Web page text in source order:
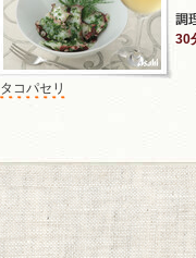
30
タコパセリ